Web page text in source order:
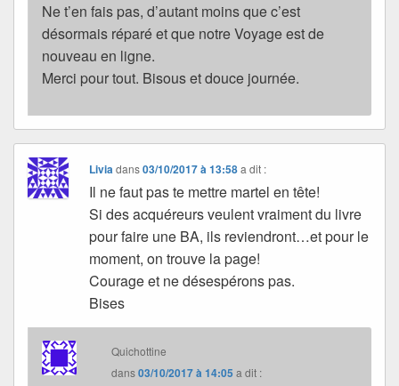
Ne t’en fais pas, d’autant moins que c’est
désormais réparé et que notre Voyage est de
nouveau en ligne.
Merci pour tout. Bisous et douce journée.
Liviadans03/10/2017 à 13:58 a dit :
Il ne faut pas te mettre martel en tête!
Si des acquéreurs veulent vraiment du livre
pour faire une BA, ils reviendront…et pour le
moment, on trouve la page!
Courage et ne désespérons pas.
Bises
Quichottine
dans03/10/2017 à 14:05 a dit :